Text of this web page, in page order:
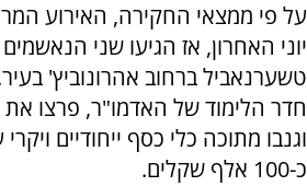
על פי ממצאי החקירה, האירוע
יוני האחרון, אז הגיעו שני
טשערנאביל ברחוב אהרונוביץ'
חדר הלימוד של האדמו"ר, פרצו
וגנבו מתוכה כלי כסף ייחודיים
כ-100 אלף שקלים.